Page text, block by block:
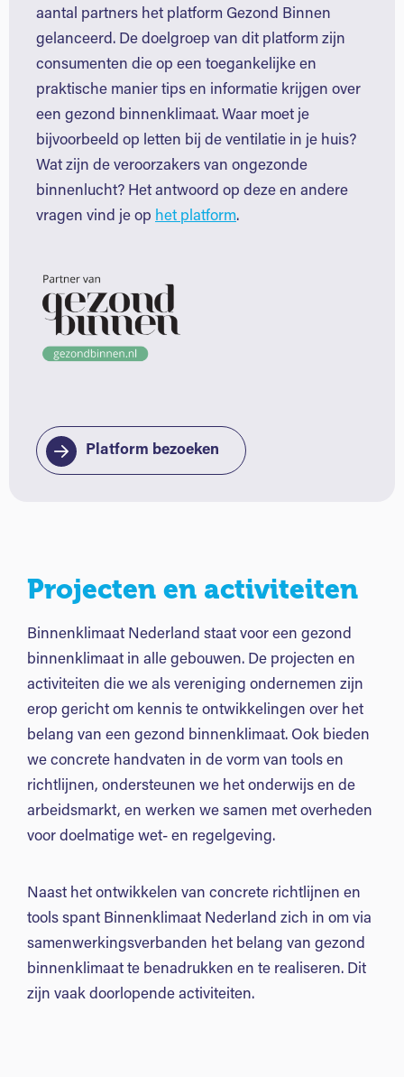
aantal partners het platform Gezond Binnen
gelanceerd. De doelgroep van dit platform zijn
consumenten die op een toegankelijke en
praktische manier tips en informatie krijgen over
een gezond binnenklimaat. Waar moet je
bijvoorbeeld op letten bij de ventilatie in je huis?
Wat zijn de veroorzakers van ongezonde
binnenlucht? Het antwoord op deze en andere
vragen vind je op het platform.
Platform bezoeken
Projecten en activiteiten
Binnenklimaat Nederland staat voor een gezond
binnenklimaat in alle gebouwen. De projecten en
activiteiten die we als vereniging ondernemen zijn
erop gericht om kennis te ontwikkelingen over het
belang van een gezond binnenklimaat. Ook bieden
we concrete handvaten in de vorm van tools en
richtlijnen, ondersteunen we het onderwijs en de
arbeidsmarkt, en werken we samen met overheden
voor doelmatige wet- en regelgeving.
Naast het ontwikkelen van concrete richtlijnen en
tools spant Binnenklimaat Nederland zich in om via
samenwerkingsverbanden het belang van gezond
binnenklimaat te benadrukken en te realiseren. Dit
zijn vaak doorlopende activiteiten.